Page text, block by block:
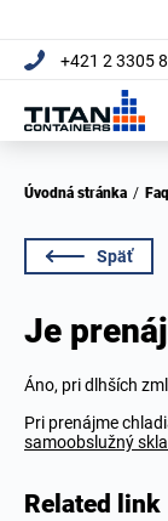
+421 2 3305
Úvodná stránka / Faq
Späť
Je
Áno, pri dlhších
Pri prenájme
samoobslužný
Related link